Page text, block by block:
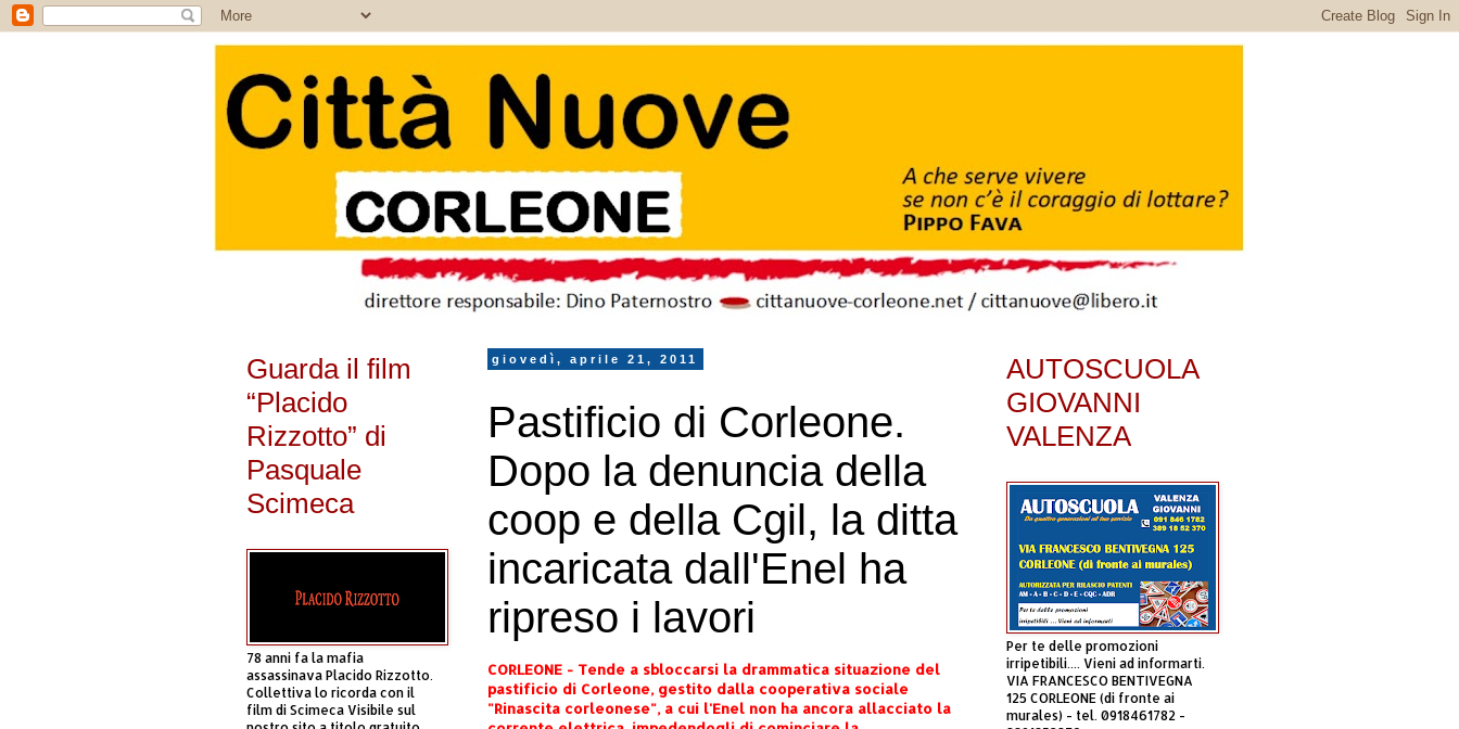
giovedì, aprile 21, 2011
Pastificio di Corleone.
Dopo la denuncia della
coop e della Cgil, la ditta
incaricata dall'Enel ha
ripreso i lavori
CORLEONE - Tende a sbloccarsi la drammatica situazione del
pastificio di Corleone, gestito dalla cooperativa sociale
"Rinascita corleonese", a cui l'Enel non ha ancora allacciato la
Guarda il film
“Placido
Rizzotto” di
Pasquale
Scimeca
78 anni fa la mafia
assassinava Placido Rizzotto.
Collettiva lo ricorda con il
film di Scimeca Visibile sul
AUTOSCUOLA
GIOVANNI
VALENZA
Per te delle promozioni
irripetibili.... Vieni ad informarti.
VIA FRANCESCO BENTIVEGNA
125 CORLEONE (di fronte ai
murales) - tel. 0918461782 -